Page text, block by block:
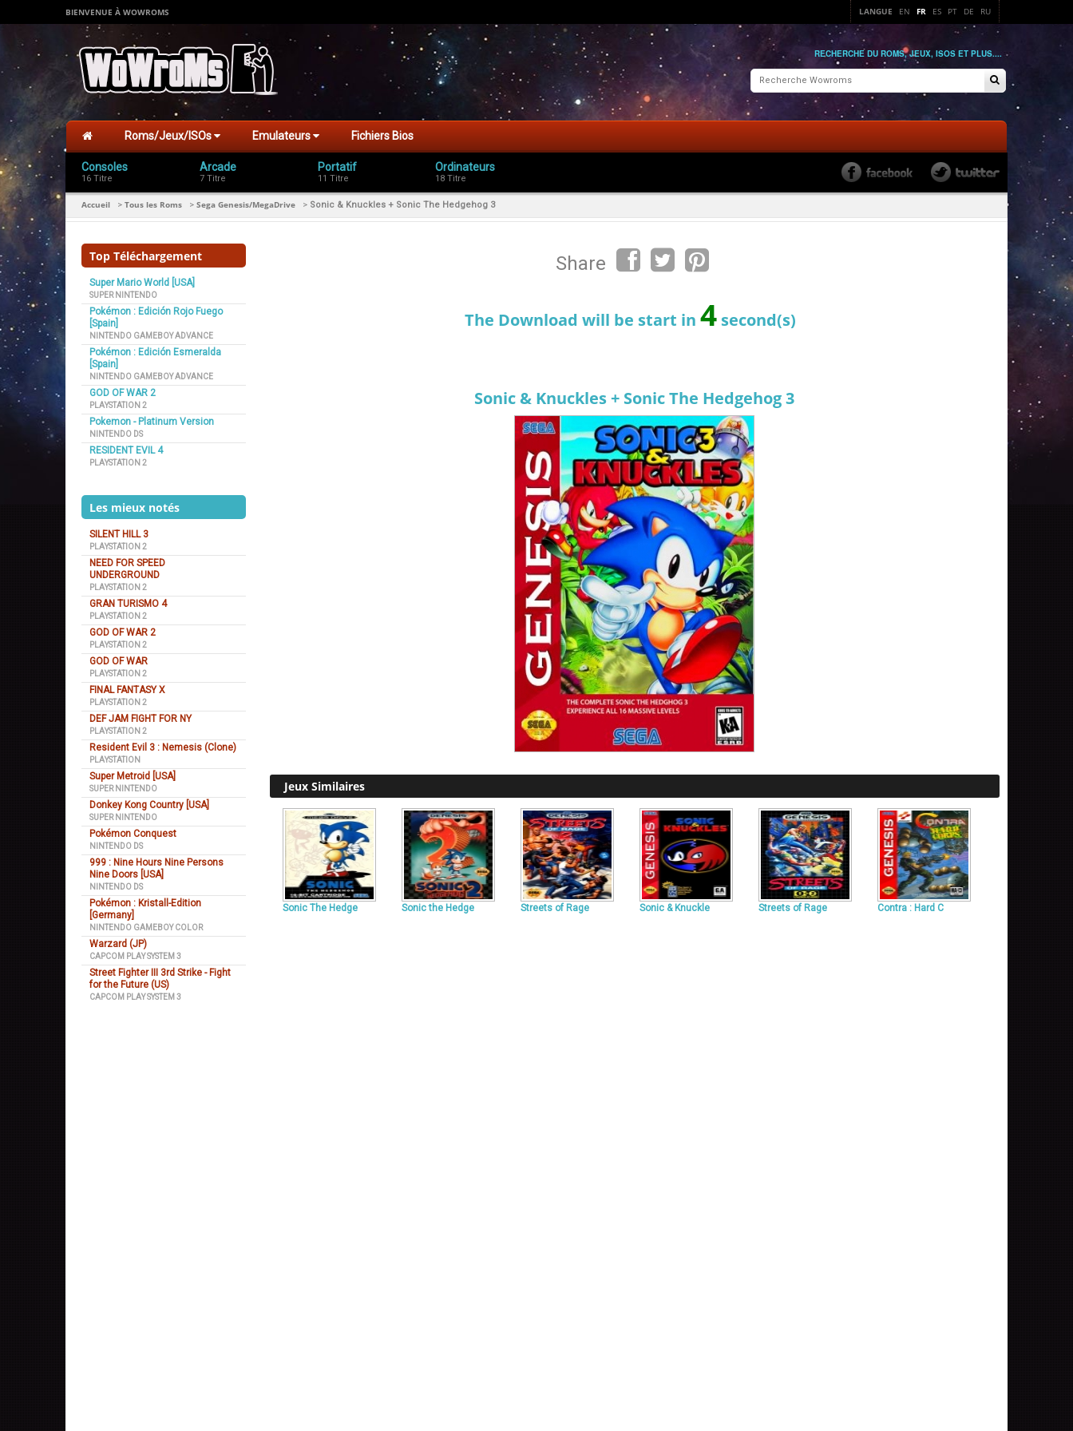
BIENVENUE À WOWROMS LANGUE EN FR ES PT DE RU
RECHERCHE DU ROMS, JEUX, ISOS ET PLUS....
Roms/Jeux/ISOs Emulateurs Fichiers Bios
Consoles
16 Titre
Arcade
7 Titre
Portatif
11 Titre
Ordinateurs
18 Titre
Accueil > Tous les Roms > Sega Genesis/MegaDrive > Sonic & Knuckles + Sonic The Hedgehog 3
Top Téléchargement
Super Mario World [USA]
SUPER NINTENDO
Pokémon : Edición Rojo Fuego
[Spain]
NINTENDO GAMEBOY ADVANCE
Pokémon : Edición Esmeralda
[Spain]
NINTENDO GAMEBOY ADVANCE
GOD OF WAR 2
PLAYSTATION 2
Pokemon - Platinum Version
NINTENDO DS
RESIDENT EVIL 4
PLAYSTATION 2
Les mieux notés
SILENT HILL 3
PLAYSTATION 2
NEED FOR SPEED
UNDERGROUND
PLAYSTATION 2
GRAN TURISMO 4
PLAYSTATION 2
GOD OF WAR 2
PLAYSTATION 2
GOD OF WAR
PLAYSTATION 2
FINAL FANTASY X
PLAYSTATION 2
DEF JAM FIGHT FOR NY
PLAYSTATION 2
Resident Evil 3 : Nemesis (Clone)
PLAYSTATION
Super Metroid [USA]
SUPER NINTENDO
Donkey Kong Country [USA]
SUPER NINTENDO
Pokémon Conquest
NINTENDO DS
999 : Nine Hours Nine Persons
Nine Doors [USA]
NINTENDO DS
Pokémon : Kristall-Edition
[Germany]
NINTENDO GAMEBOY COLOR
Warzard (JP)
CAPCOM PLAY SYSTEM 3
Street Fighter III 3rd Strike - Fight
for the Future (US)
CAPCOM PLAY SYSTEM 3
Share
The Download will be start in3 second(s)
Sonic & Knuckles + Sonic The Hedgehog 3
Jeux Similaires
Sonic The Hedge Sonic the Hedge Streets of Rage Sonic & Knuckle Streets of Rage Contra : Hard C